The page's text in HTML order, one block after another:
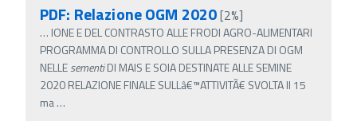
PDF: Relazione OGM 2020[2%]
… IONE E DEL CONTRASTO ALLE FRODI AGRO-ALIMENTARI
PROGRAMMA DI CONTROLLO SULLA PRESENZA DI OGM
NELLEsementiDI MAIS E SOIA DESTINATE ALLE SEMINE
2020 RELAZIONE FINALE SULLâ€™ATTIVITÃ€ SVOLTA Il 15
ma…